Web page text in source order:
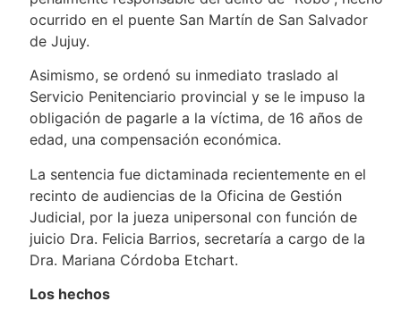
ocurrido en el puente San Martín de San Salvador
de Jujuy.
Asimismo, se ordenó su inmediato traslado al
Servicio Penitenciario provincial y se le impuso la
obligación de pagarle a la víctima, de 16 años de
edad, una compensación económica.
La sentencia fue dictaminada recientemente en el
recinto de audiencias de la Oficina de Gestión
Judicial, por la jueza unipersonal con función de
juicio Dra. Felicia Barrios, secretaría a cargo de la
Dra. Mariana Córdoba Etchart.
Los hechos